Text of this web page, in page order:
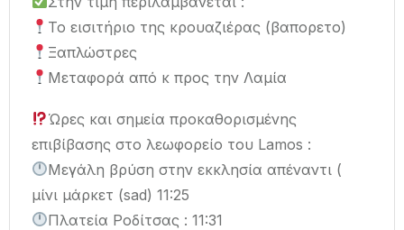
Το εισιτήριο της κρουαζιέρας (βαπορετο)
Ξαπλώστρες
Μεταφορά από κ προς την Λαμία
Ώρες και σημεία προκαθορισμένης
επιβίβασης στο λεωφορείο του Lamos :
Μεγάλη βρύση στην εκκλησία απέναντι (
μίνι μάρκετ (sad) 11:25
Πλατεία Ροδίτσας : 11:31